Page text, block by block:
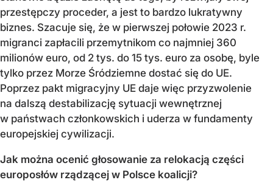
przestępczy proceder, a jest to bardzo lukratywny
biznes. Szacuje się, że w pierwszej połowie 2023 r.
migranci zapłacili przemytnikom co najmniej 360
milionów euro, od 2 tys. do 15 tys. euro za osobę, byle
tylko przez Morze Śródziemne dostać się do UE.
Poprzez pakt migracyjny UE daje więc przyzwolenie
na dalszą destabilizację sytuacji wewnętrznej
w państwach członkowskich i uderza w fundamenty
europejskiej cywilizacji.
Jak można ocenić głosowanie za relokacją części
europosłów rządzącej w Polsce koalicji?